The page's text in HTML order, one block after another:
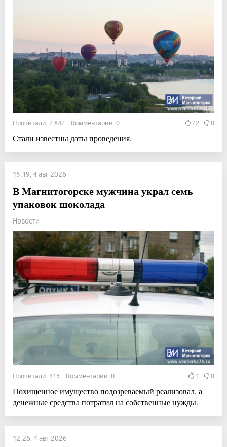
Прочитали: 2 842 Комментарии: 0 22 0
Стали известны даты проведения.
15:19, 4 авг 2026
В Магнитогорске мужчина украл семь
упаковок шоколада
Новости
Прочитали: 413 Комментарии: 0 1 0
Похищенное имущество подозреваемый реализовал, а
денежные средства потратил на собственные нужды.
12:26, 4 авг 2026